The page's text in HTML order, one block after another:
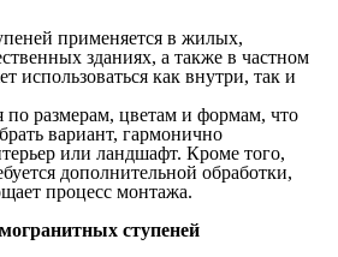
применяется в жилых,
зданиях, а также в частном
использоваться как внутри, так и
по размерам, цветам и формам, что
вариант, гармонично
или ландшафт. Кроме того,
дополнительной обработки,
процесс монтажа.
ступеней